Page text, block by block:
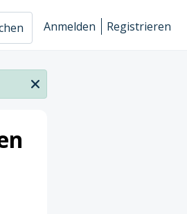
Anmelden Registrieren